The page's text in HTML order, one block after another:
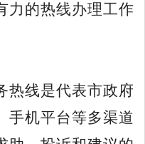
力的热线办理工作
热线是代表市政府
手机平台等多渠道